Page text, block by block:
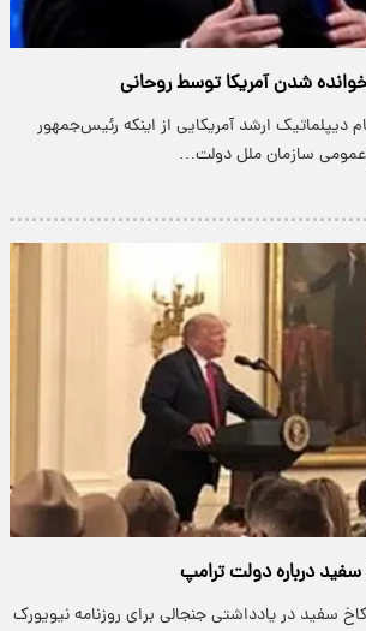
شدن آمریکا توسط روحانی
دیپلماتیک ارشد آمریکایی از اینکه رئیس‌جمهور
عمومی سازمان ملل دولت…
درباره دولت ترامپ
سفید در یادداشتی جنجالی برای روزنامه نیویورک